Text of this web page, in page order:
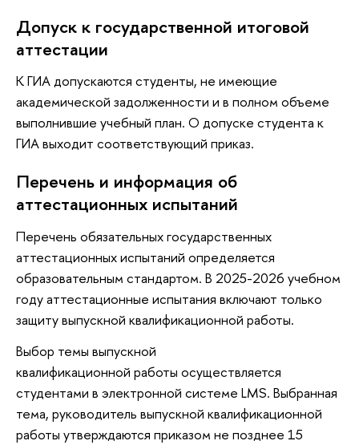
Допуск к государственной итоговой
аттестации
К ГИА допускаются студенты, не имеющие
академической задолженности и в полном объеме
выполнившие учебный план. О допуске студента к
ГИА выходит соответствующий приказ.
Перечень и информация об
аттестационных испытаний
Перечень обязательных государственных
аттестационных испытаний определяется
образовательным стандартом. В 2025-2026 учебном
году аттестационные испытания включают только
защиту выпускной квалификационной работы.
Выбор темы выпускной
квалификационной работы осуществляется
студентами в электронной системе LMS. Выбранная
тема, руководитель выпускной квалификационной
работы утверждаются приказом не позднее 15